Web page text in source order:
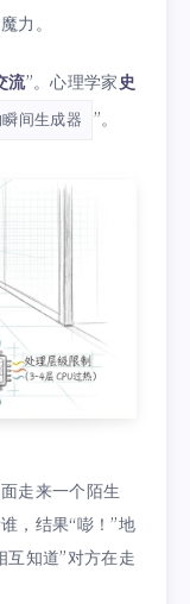
力。
流”。心理学家 史
间生成器 ”。
走来一个陌生
，结果“嘭！”地
互知道”对方在走